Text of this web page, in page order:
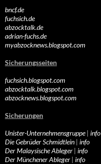
bncf.de
fuchsich.de
abzocktalk.de
adrian-fuchs.de
myabzocknews.blogspot.com
Sicherungsseiten
fuchsich.blogspot.com
abzocktalk.blogspot.com
abzocknews.blogspot.com
Sicherungen
Unister-Unternehmensgruppe| info
Die Gebrüder Schmidtlein | info
Der Malaysische Ableger | info
Der Münchener Ableger | info